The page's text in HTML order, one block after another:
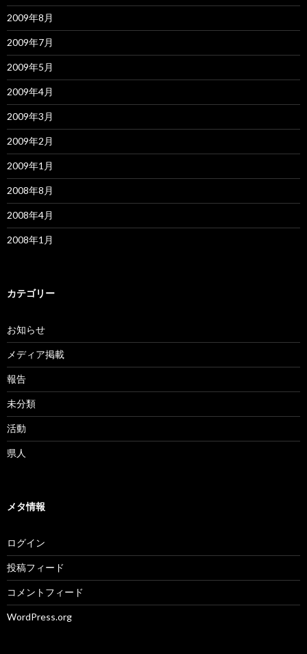
2009年8月
2009年7月
2009年5月
2009年4月
2009年3月
2009年2月
2009年1月
2008年8月
2008年4月
2008年1月
カテゴリー
お知らせ
メディア掲載
報告
未分類
活動
県人
メタ情報
ログイン
投稿フィード
コメントフィード
WordPress.org